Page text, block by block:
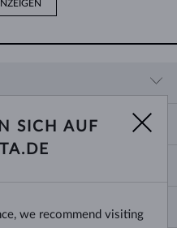
SICH AUF
we recommend visiting